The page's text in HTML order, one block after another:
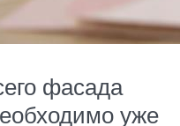
фасада
уже